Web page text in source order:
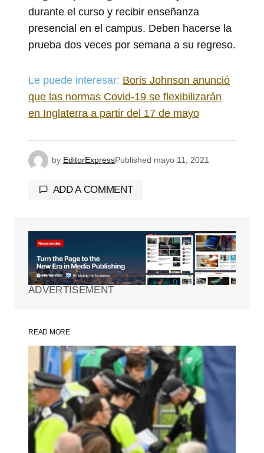
durante el curso y recibir enseñanza
presencial en el campus. Deben hacerse la
prueba dos veces por semana a su regreso.
Le puede interesar: Boris Johnson anunció
que las normas Covid-19 se flexibilizarán
en Inglaterra a partir del 17 de mayo
by EditorExpressPublished mayo 11, 2021
ADD A COMMENT
Tu dirección de correo electrónico no será
Los campos obligatorios están
marcados con*
Your Name*
Your E-mail
Guarda mi nombre, correo electrónico y
web en este navegador para la próxima
ADVERTISEMENT
READ MORE